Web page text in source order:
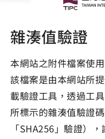
雜湊值驗證
本網站之附件檔案使
該檔案是由本網站所
載驗證工具，透過工
所標示的雜湊值驗證
「SHA256」驗證），